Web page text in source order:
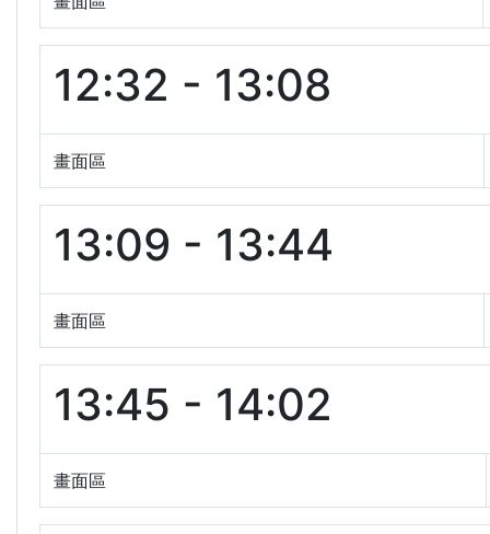
12:32 - 13:08
畫面區
13:09 - 13:44
畫面區
13:45 - 14:02
畫面區